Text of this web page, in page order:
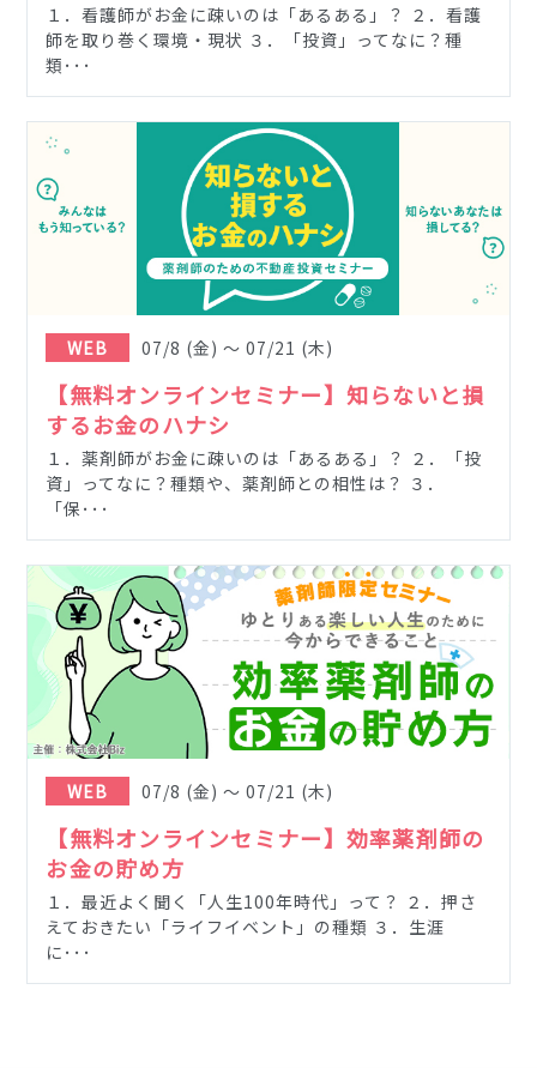
１．看護師がお金に疎いのは「あるある」？ ２．看護
師を取り巻く環境・現状 ３．「投資」ってなに？種
類･･･
WEB 07/8 (金) 〜 07/21 (木)
【無料オンラインセミナー】知らないと損
するお金のハナシ
１．薬剤師がお金に疎いのは「あるある」？ ２．「投
資」ってなに？種類や、薬剤師との相性は？ ３．
「保･･･
WEB 07/8 (金) 〜 07/21 (木)
【無料オンラインセミナー】効率薬剤師の
お金の貯め方
１．最近よく聞く「人生100年時代」って？ ２．押さ
えておきたい「ライフイベント」の種類 ３．生涯
に･･･